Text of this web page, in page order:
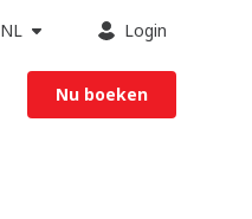
NL Login
Nu boeken